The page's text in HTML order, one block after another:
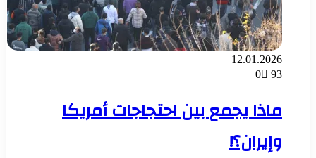
12.01.2026
0
93
ماذا يجمع بين احتجاجات أمريكا
وإيران؟!